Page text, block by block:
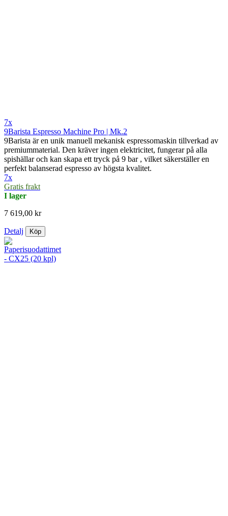
7x
9Barista Espresso Machine Pro | Mk.2
9Barista är en unik manuell mekanisk espressomaskin tillverkad av
premiummaterial. Den kräver ingen elektricitet, fungerar på alla
spishällar och kan skapa ett tryck på 9 bar , vilket säkerställer en
perfekt balanserad espresso av högsta kvalitet.
7x
Gratis frakt
I lager
7 619,00 kr
Detalj Köp